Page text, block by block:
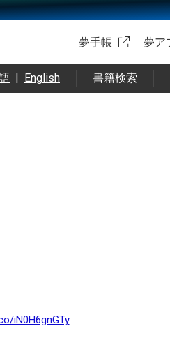
夢手帳 夢ア
| English 書籍検索
iN0H6gnGTy